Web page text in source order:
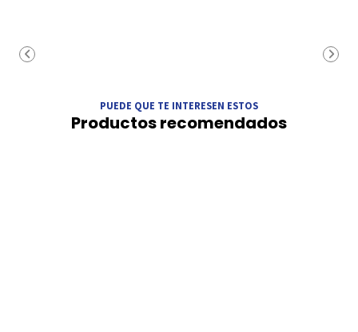
PUEDE QUE TE INTERESEN ESTOS
Productos recomendados